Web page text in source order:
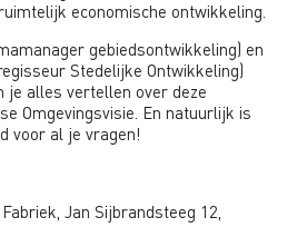
economische ontwikkeling.
gebiedsontwikkeling) en
Stedelijke Ontwikkeling)
je alles vertellen over deze
Omgevingsvisie. En natuurlijk is
voor al je vragen!
Jan Sijbrandsteeg 12,